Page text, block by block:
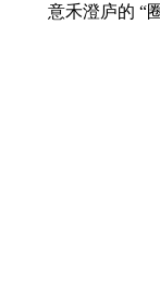
意禾澄庐的 “圈